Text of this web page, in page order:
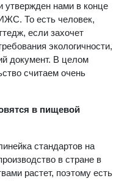
нами в конце
То есть человек,
если захочет
экологичности,
документ. В целом
считаем очень
в пищевой
стандартов на
в стране в
растет, поэтому есть